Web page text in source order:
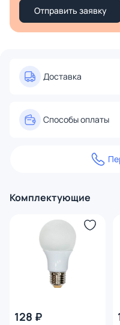
Отправить заявку
Доставка
Способы оплаты
Комплектующие
128 ₽